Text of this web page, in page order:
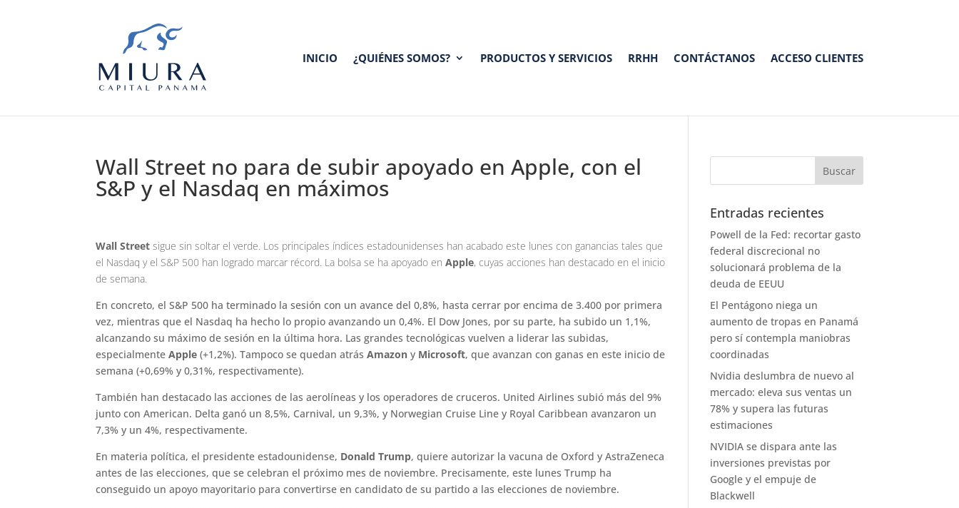
INICIO ¿QUIÉNES SOMOS? PRODUCTOS Y SERVICIOS RRHH CONTÁCTANOS ACCESO CLIENTES
Wall Street no para de subir apoyado en Apple, con el
S&P y el Nasdaq en máximos
Wall Street sigue sin soltar el verde. Los principales índices estadounidenses han acabado este lunes con ganancias tales que
el Nasdaq y el S&P 500 han logrado marcar récord. La bolsa se ha apoyado enApple, cuyas acciones han destacado en el inicio
de semana.
En concreto, el S&P 500 ha terminado la sesión con un avance del 0,8%, hasta cerrar por encima de 3.400 por primera
vez, mientras que el Nasdaq ha hecho lo propio avanzando un 0,4%. El Dow Jones, por su parte, ha subido un 1,1%,
alcanzando su máximo de sesión en la última hora. Las grandes tecnológicas vuelven a liderar las subidas,
especialmenteApple (+1,2%). Tampoco se quedan atrásAmazon y Microsoft, que avanzan con ganas en este inicio de
semana (+0,69% y 0,31%, respectivamente).
También han destacado las acciones de las aerolíneas y los operadores de cruceros. United Airlines subió más del 9%
junto con American. Delta ganó un 8,5%, Carnival, un 9,3%, y Norwegian Cruise Line y Royal Caribbean avanzaron un
7,3% y un 4%, respectivamente.
En materia política, el presidente estadounidense, Donald Trump, quiere autorizar la vacuna de Oxford y AstraZeneca
antes de las elecciones, que se celebran el próximo mes de noviembre. Precisamente, este lunes Trump ha
conseguido un apoyo mayoritario para convertirse en candidato de su partido a las elecciones de noviembre.
Entradas recientes
Powell de la Fed: recortar gasto
federal discrecional no
solucionará problema de la
deuda de EEUU
El Pentágono niega un
aumento de tropas en Panamá
pero sí contempla maniobras
coordinadas
Nvidia deslumbra de nuevo al
mercado: eleva sus ventas un
78% y supera las futuras
estimaciones
NVIDIA se dispara ante las
inversiones previstas por
Google y el empuje de
Blackwell